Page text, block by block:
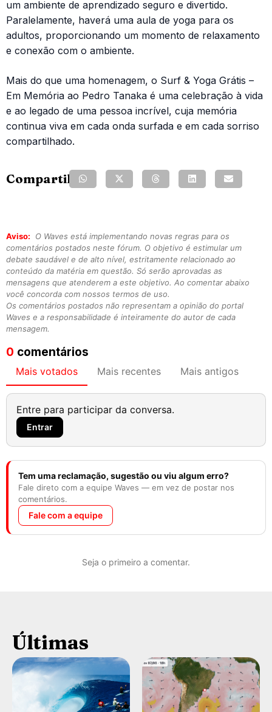
um ambiente de aprendizado seguro e divertido.
Paralelamente, haverá uma aula de yoga para os
adultos, proporcionando um momento de relaxamento
e conexão com o ambiente.
Mais do que uma homenagem, o Surf & Yoga Grátis –
Em Memória ao Pedro Tanaka é uma celebração à vida
e ao legado de uma pessoa incrível, cuja memória
continua viva em cada onda surfada e em cada sorriso
compartilhado.
Compartilhe:
Aviso:
O Waves está implementando novas regras para os
comentários postados neste fórum. O objetivo é estimular um
debate saudável e de alto nível, estritamente relacionado ao
conteúdo da matéria em questão. Só serão aprovadas as
mensagens que atenderem a este objetivo. Ao comentar abaixo
você concorda com nossos termos de uso.
Os comentários postados não representam a opinião do portal
Waves e a responsabilidade é inteiramente do autor de cada
mensagem.
0 comentários
Mais votados Mais recentes Mais antigos
Entre para participar da conversa.
Entrar
Tem uma reclamação, sugestão ou viu algum erro?
Fale direto com a equipe Waves — em vez de postar nos
comentários.
Fale com a equipe
Seja o primeiro a comentar.
Últimas